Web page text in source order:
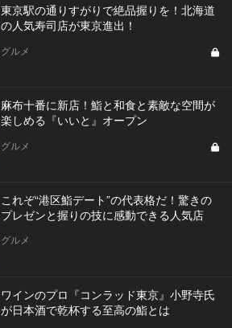
東京駅の通りすがりで絶品握りを！北海道
の人気寿司店が東京進出！
グルメ
麻布十番に新店！鮨と和食と素敵な空間が
楽しめる『いいと』オープン
グルメ
これぞ“港区鮨デート”の代表格だ！驚きの
プレゼンと握りの技に感動できる人気店
グルメ
ワインのプロ『コンラッド東京』小野寺氏
が日本酒で乾杯する至高の鮨とは